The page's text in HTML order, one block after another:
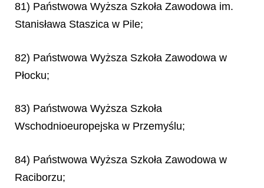
81) Państwowa Wyższa Szkoła Zawodowa im.
Stanisława Staszica w Pile;
82) Państwowa Wyższa Szkoła Zawodowa w
Płocku;
83) Państwowa Wyższa Szkoła
Wschodnioeuropejska w Przemyślu;
84) Państwowa Wyższa Szkoła Zawodowa w
Raciborzu;